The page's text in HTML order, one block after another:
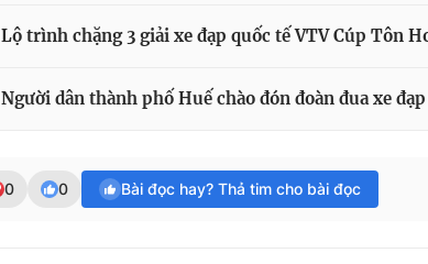
Lộ trình chặng 3 giải xe đạp quốc tế VTV Cúp Tôn
Người dân thành phố Huế chào đón đoàn đua xe
0 0 Bài đọc hay? Thả tim cho bài đọc